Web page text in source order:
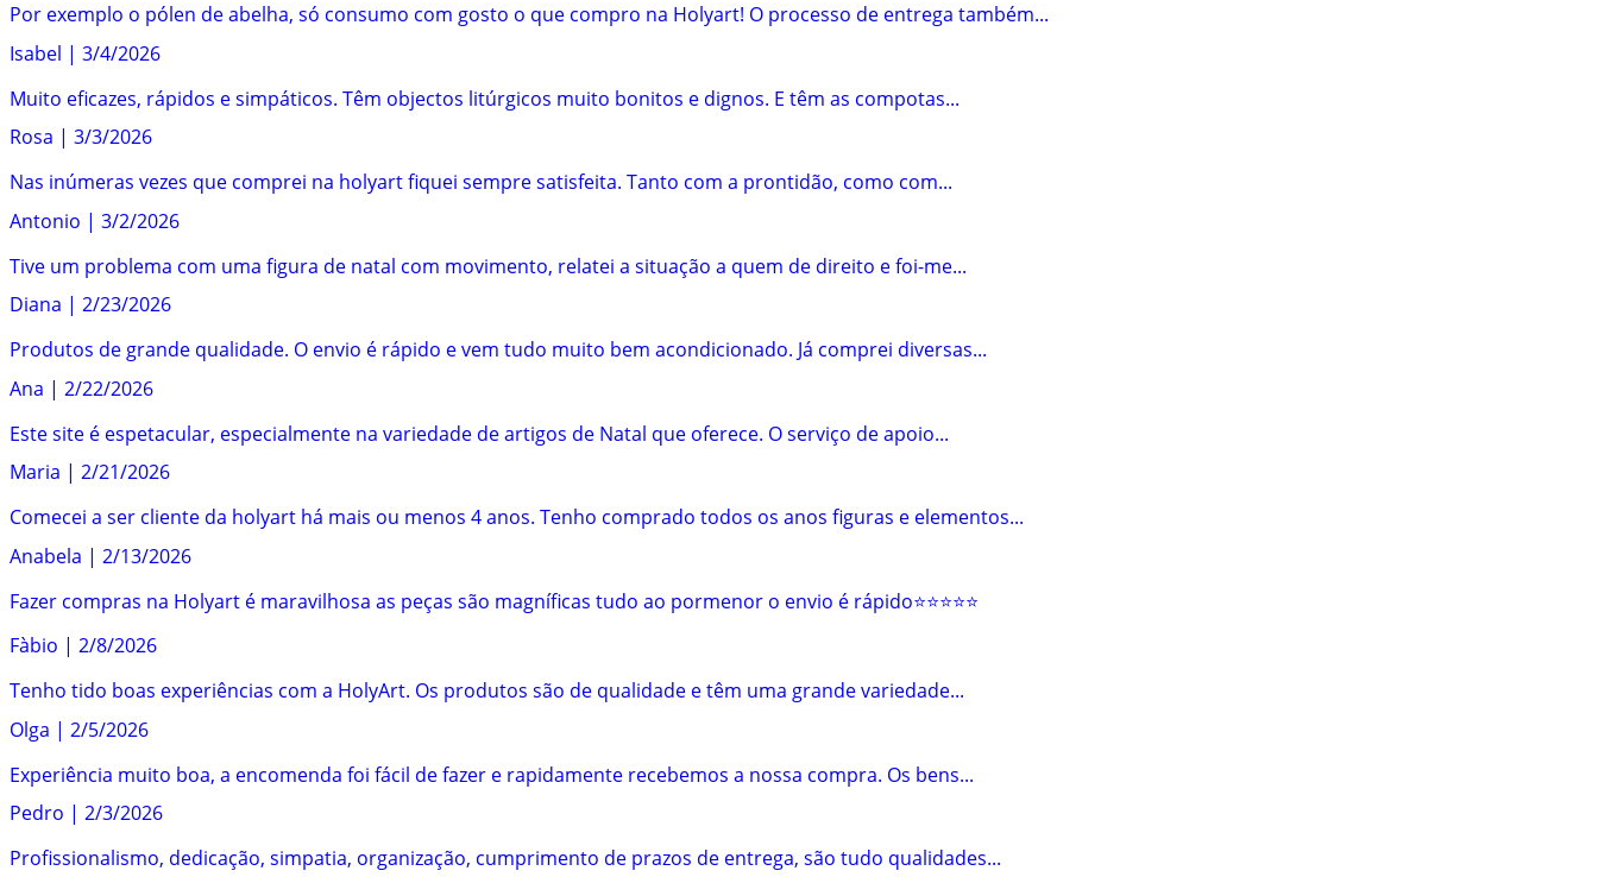
Por exemplo o pólen de abelha, só consumo com gosto o que compro na Holyart! O processo de entrega também...
Isabel | 3/4/2026
Muito eficazes, rápidos e simpáticos. Têm objectos litúrgicos muito bonitos e dignos. E têm as compotas...
Rosa | 3/3/2026
Nas inúmeras vezes que comprei na holyart fiquei sempre satisfeita. Tanto com a prontidão, como com...
Antonio | 3/2/2026
Tive um problema com uma figura de natal com movimento, relatei a situação a quem de direito e foi-me...
Diana | 2/23/2026
Produtos de grande qualidade. O envio é rápido e vem tudo muito bem acondicionado. Já comprei diversas...
Ana | 2/22/2026
Este site é espetacular, especialmente na variedade de artigos de Natal que oferece. O serviço de apoio...
Maria | 2/21/2026
Comecei a ser cliente da holyart há mais ou menos 4 anos. Tenho comprado todos os anos figuras e elementos...
Anabela | 2/13/2026
Fazer compras na Holyart é maravilhosa as peças são magníficas tudo ao pormenor o envio é rápido⭐️⭐️⭐️⭐️⭐️
Fàbio | 2/8/2026
Tenho tido boas experiências com a HolyArt. Os produtos são de qualidade e têm uma grande variedade...
Olga | 2/5/2026
Experiência muito boa, a encomenda foi fácil de fazer e rapidamente recebemos a nossa compra. Os bens...
Pedro | 2/3/2026
Profissionalismo, dedicação, simpatia, organização, cumprimento de prazos de entrega, são tudo qualidades...